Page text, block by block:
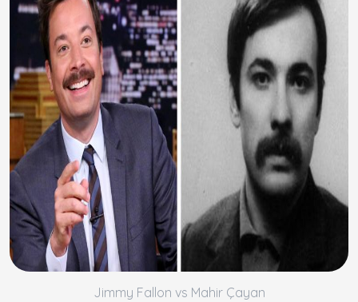
Jimmy Fallon vs Mahir Çayan